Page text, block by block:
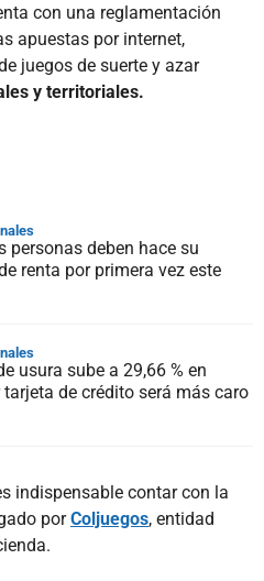
con una reglamentación
apuestas por internet,
juegos de suerte y azar
y territoriales.
personas deben hace su
renta por primera vez este
usura sube a 29,66 % en
de crédito será más caro
indispensable contar con la
porColjuegos, entidad